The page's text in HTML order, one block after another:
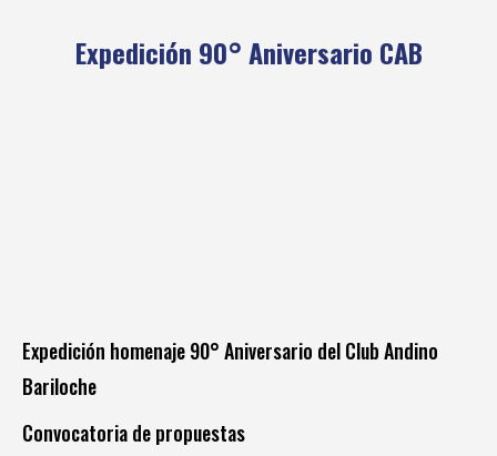
Expedición 90° Aniversario CAB
Expedición homenaje 90° Aniversario del Club Andino
Bariloche
Convocatoria de propuestas